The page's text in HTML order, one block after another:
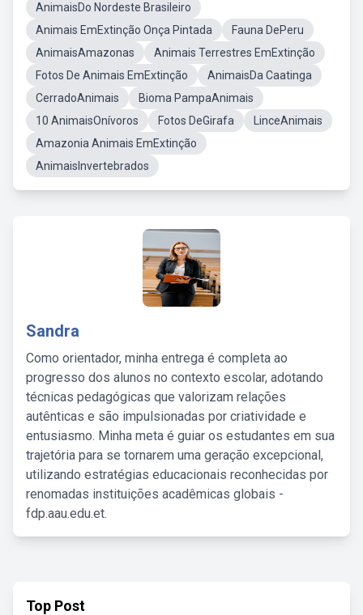
AnimaisDo Nordeste Brasileiro
Animais EmExtinção Onça Pintada
Fauna DePeru
AnimaisAmazonas
Animais Terrestres EmExtinção
Fotos De Animais EmExtinção
AnimaisDa Caatinga
CerradoAnimais
Bioma PampaAnimais
10 AnimaisOnívoros
Fotos DeGirafa
LinceAnimais
Amazonia Animais EmExtinção
AnimaisInvertebrados
Sandra
Como orientador, minha entrega é completa ao
progresso dos alunos no contexto escolar, adotando
técnicas pedagógicas que valorizam relações
autênticas e são impulsionadas por criatividade e
entusiasmo. Minha meta é guiar os estudantes em sua
trajetória para se tornarem uma geração excepcional,
utilizando estratégias educacionais reconhecidas por
renomadas instituições acadêmicas globais -
fdp.aau.edu.et.
Top Post